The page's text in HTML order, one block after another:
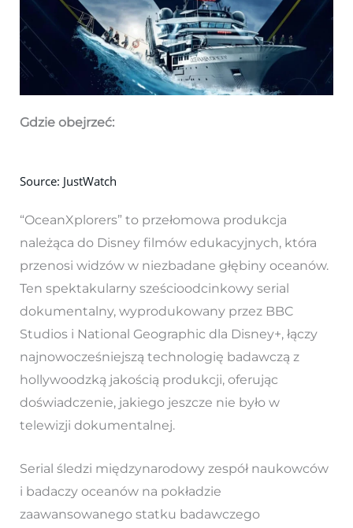
Gdzie obejrzeć:
Source: JustWatch
“OceanXplorers” to przełomowa produkcja
należąca do Disney filmów edukacyjnych, która
przenosi widzów w niezbadane głębiny oceanów.
Ten spektakularny sześcioodcinkowy serial
dokumentalny, wyprodukowany przez BBC
Studios i National Geographic dla Disney+, łączy
najnowocześniejszą technologię badawczą z
hollywoodzką jakością produkcji, oferując
doświadczenie, jakiego jeszcze nie było w
telewizji dokumentalnej.
Serial śledzi międzynarodowy zespół naukowców
i badaczy oceanów na pokładzie
zaawansowanego statku badawczego